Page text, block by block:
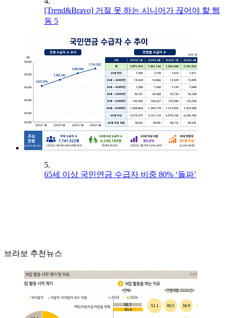
[Trend&Bravo] 거절 못 하는 시니어가 끊어야 할 행
동 5
5.
65세 이상 국민연금 수급자 비중 80% ‘돌파’
브라보 추천뉴스